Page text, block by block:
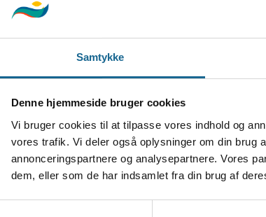
Samtykke
Denne hjemmeside bruger cookies
Vi bruger cookies til at tilpasse vores indhold og
vores trafik. Vi deler også oplysninger om din brug
annonceringspartnere og analysepartnere. Vores
dem, eller som de har indsamlet fra din brug af